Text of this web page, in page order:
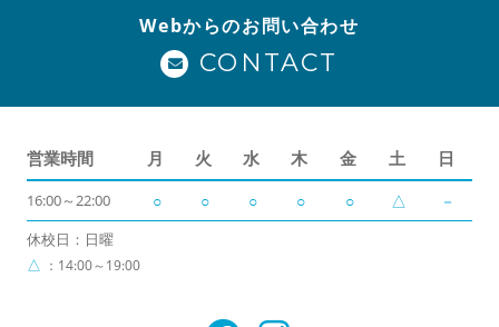
Webからのお問い合わせ
CONTACT
営業時間 月 火 水 木 金 土 日
16:00～22:00 ○ ○ ○ ○ ○ △ －
休校日：日曜
△ ：14:00～19:00